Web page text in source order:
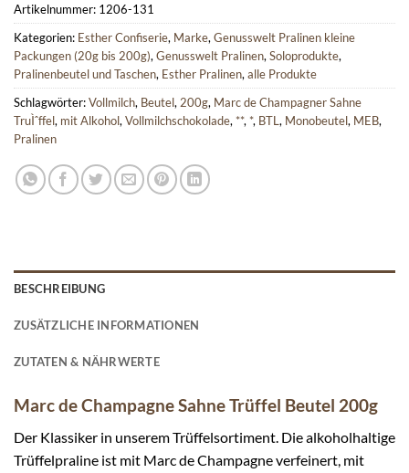
Artikelnummer: 1206-131
Kategorien: Esther Confiserie, Marke, Genusswelt Pralinen kleine
Packungen (20g bis 200g), Genusswelt Pralinen, Soloprodukte,
Pralinenbeutel und Taschen, Esther Pralinen, alle Produkte
Schlagwörter:Vollmilch, Beutel, 200g, Marc de Champagner Sahne
TruÌˆffel, mit Alkohol, Vollmilchschokolade, **, *, BTL , Monobeutel, MEB,
Pralinen
BESCHREIBUNG
ZUSÄTZLICHE INFORMATIONEN
ZUTATEN & NÄHRWERTE
Marc de Champagne Sahne Trüffel Beutel 200g
Der Klassiker in unserem Trüffelsortiment. Die alkoholhaltige
Trüffelpraline ist mit Marc de Champagne verfeinert, mit